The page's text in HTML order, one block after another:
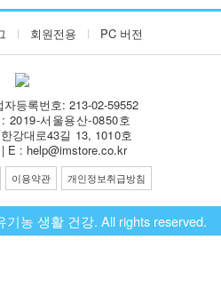
회원전용 PC 버전
등록번호: 213-02-59552
2019-서울용산-0850호
강대로43길 13, 1010호
E : help@imstore.co.kr
이용약관 개인정보취급방침
농 생활 건강. All rights reserved.